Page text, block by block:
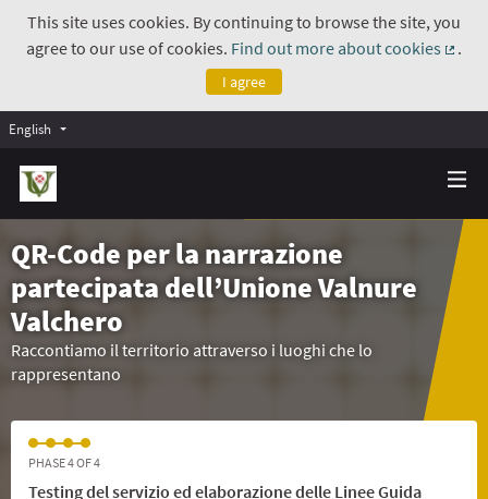
This site uses cookies. By continuing to browse the site, you
agree to our use of cookies. Find out more about cookies
.
I agree
English
QR-Code per la narrazione
partecipata dell’Unione Valnure
Valchero
Raccontiamo il territorio attraverso i luoghi che lo
rappresentano
PHASE 4 OF 4
Testing del servizio ed elaborazione delle Linee Guida